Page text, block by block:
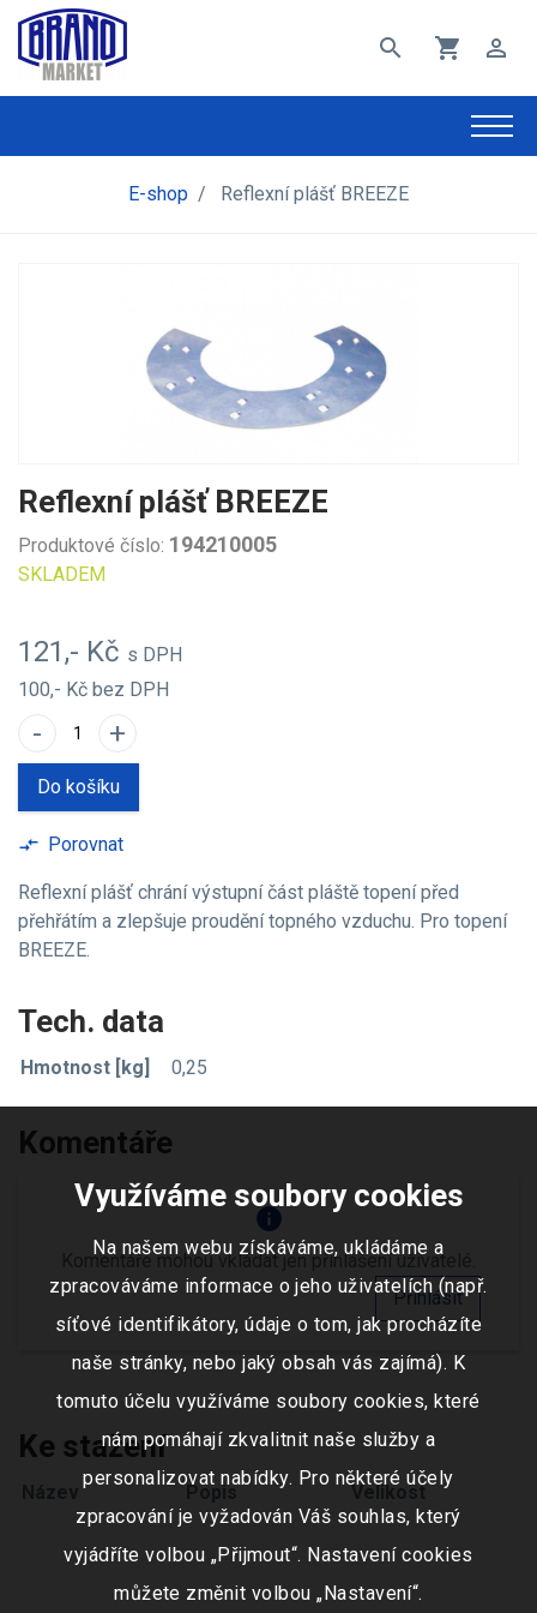
search shopping_cart perm_identity
E-shop / Reflexní plášť BREEZE
Reflexní plášť BREEZE
Produktové číslo: 194210005
SKLADEM
121,- Kč s DPH
100,- Kč bez DPH
- +
Do košíku
compare_arrows Porovnat
Reflexní plášť chrání výstupní část pláště topení před
přehřátím a zlepšuje proudění topného vzduchu. Pro topení
BREEZE.
Tech. data
Hmotnost [kg] 0,25
Komentáře
info
Komentáře mohou vkládat jen přihlášení uživatelé.
Přihlásit
Ke stažení
Název Popis Velikost
Využíváme soubory cookies
Na našem webu získáváme, ukládáme a
zpracováváme informace o jeho uživatelích (např.
síťové identifikátory, údaje o tom, jak procházíte
naše stránky, nebo jaký obsah vás zajímá). K
tomuto účelu využíváme soubory cookies, které
nám pomáhají zkvalitnit naše služby a
personalizovat nabídky. Pro některé účely
zpracování je vyžadován Váš souhlas, který
vyjádříte volbou „Přijmout“. Nastavení cookies
můžete změnit volbou „Nastavení“.